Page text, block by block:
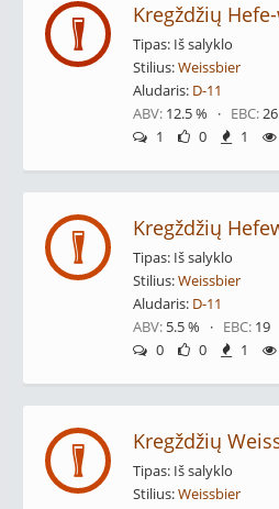
Kregždžių
Tipas: Iš salyklo
Stilius:Weissbier
Aludaris: D-11
ABV: 12.5 % · EBC:
1
0 1
Kregždžių
Tipas: Iš salyklo
Stilius:Weissbier
Aludaris: D-11
ABV: 5.5 % · EBC: 19
0
0 1
Kregždžių
Tipas: Iš salyklo
Stilius:Weissbier